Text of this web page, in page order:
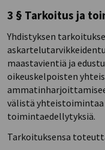
3 § Tarkoitus ja
Yhdistyksen
maastavientiä ja
oikeuskelpoisten
välistä yhteistoimintaa
toimintaedellytyksiä.
Tarkoituksensa